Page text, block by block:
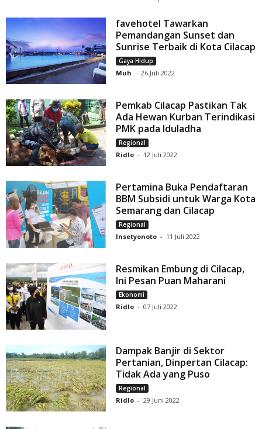
favehotel Tawarkan
Pemandangan Sunset dan
Sunrise Terbaik di Kota Cilacap
Gaya Hidup
Muh - 26 Juli 2022
Pemkab Cilacap Pastikan Tak
Ada Hewan Kurban Terindikasi
PMK pada Iduladha
Regional
Ridlo - 12 Juli 2022
Pertamina Buka Pendaftaran
BBM Subsidi untuk Warga Kota
Semarang dan Cilacap
Regional
Insetyonoto - 11 Juli 2022
Resmikan Embung di Cilacap,
Ini Pesan Puan Maharani
Ekonomi
Ridlo - 07 Juli 2022
Dampak Banjir di Sektor
Pertanian, Dinpertan Cilacap:
Tidak Ada yang Puso
Regional
Ridlo - 29 Juni 2022